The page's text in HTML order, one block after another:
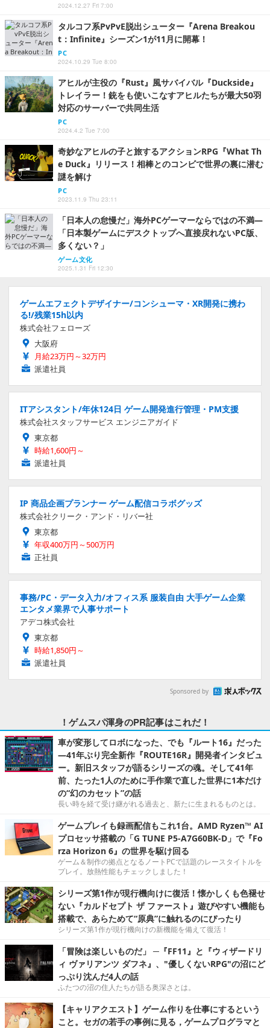
e Duck』リリース！相棒とのコンビで世界の裏に潜む
謎を解け
PC
2023.11.9 Thu 23:11
「日本人の怠慢だ」海外PCゲーマーならではの不満―
「日本製ゲームにデスクトップへ直接戻れないPC版、
多くない？」
ゲーム文化
2025.1.31 Fri 12:30
ゲームエフェクトデザイナー/コンシューマ・XR開発に携わ
る!/残業15h以内
株式会社フェローズ
月給23万円～32万円
派遣社員
ITアシスタント/年休124日 ゲーム開発進行管理・PM支援
株式会社スタッフサービス エンジニアガイド
東京都
時給1,600円～
派遣社員
IP 商品企画プランナー ゲーム配信コラボグッズ
年収400万円～500万円
正社員
事務/PC・データ入力/オフィス系 服装自由 大手ゲーム企業
アデコ株式会社
東京都
時給1,850円～
派遣社員
車が変形してロボになった、でも『ルート16』だった
―41年ぶり完全新作『ROUTE16R』開発者インタビュ
前、たった1人のために手作業で直した世界に1本だけ
の“幻のカセット”の話
長い時を経て受け継がれる過去と、新たに生まれるものとは。
ゲームプレイも録画配信もこれ1台。AMD Ryzen™ AI
rza Horizon 6』の世界を駆け回る
ゲーム＆制作の拠点となるノートPCで話題のレースタイトルを
プレイ。放熱性能もチェックしました！
シリーズ第1作が現行機向けに復活！懐かしくも色褪せ
ない『カルドセプト ザ ファースト』遊びやすい機能も
搭載で、あらためて“原典”に触れるのにぴったり
シリーズ第1作が現行機向けの新機能を備えて復活！
ィ ヴァリアンツ ダフネ』、"優しくないRPG"の沼にど
っぷり沈んだ4人の話
ふたつの沼の住人たちが語る奥深さとは。
【キャリアクエスト】ゲーム作りを仕事にするという
こと。セガの若手の事例に見る，ゲームプログラマと
いう働き方
Game*Sparkと4Gamerの合同による就活イベント「キャリア
クエスト」の第4回が東京都立産業貿易センター浜松町館で開催
されました。このイベントに合わせて取材した、各社の現場で
GeForce NOWで『Forza Horizon 6』をプレイ。ハ
ンドルコントローラー×クラウドゲーミングの底力を体
感
でプレイ可能！